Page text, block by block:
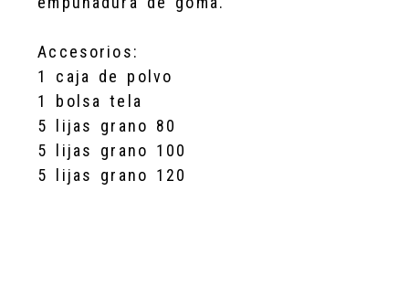
Accesorios:
1 caja de polvo
1 bolsa tela
5 lijas grano 80
5 lijas grano 100
5 lijas grano 120